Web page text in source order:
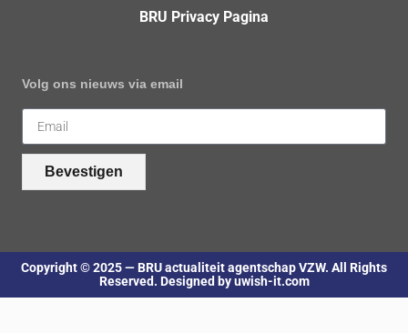
BRU Privacy Pagina
Volg ons nieuws via email
Bevestigen
Copyright © 2025 — BRU actualiteit agentschap VZW. All Rights
Reserved. Designed by uwish-it.com